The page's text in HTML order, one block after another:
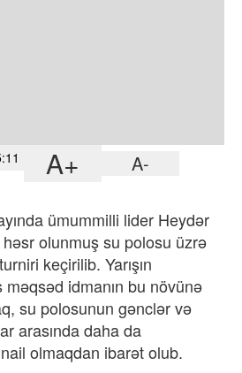
A+ A-
ümummilli lider Heydər
olunmuş su polosu üzrə
keçirilib. Yarışın
idmanın bu növünə
su polosunun gənclər və
arasında daha da
olmaqdan ibarət olub.